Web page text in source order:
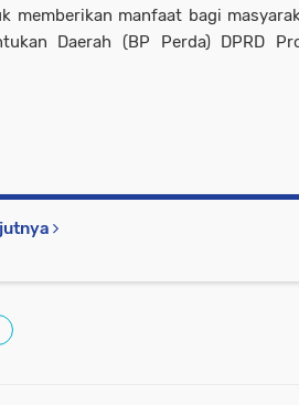
memberikan manfaat bagi
Daerah (BP Perda) DPRD